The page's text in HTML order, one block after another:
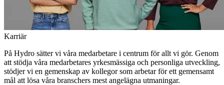
Karriär
På Hydro sätter vi våra medarbetare i centrum för allt vi gör. Genom
att stödja våra medarbetares yrkesmässiga och personliga utveckling,
stödjer vi en gemenskap av kollegor som arbetar för ett gemensamt
mål att lösa våra branschers mest angelägna utmaningar.